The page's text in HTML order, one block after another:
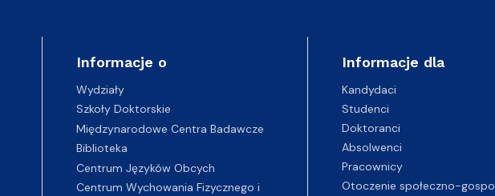
Informacje o
Wydziały
Szkoły Doktorskie
Międzynarodowe Centra Badawcze
Biblioteka
Centrum Języków Obcych
Centrum Wychowania Fizycznego i
Informacje dla
Kandydaci
Studenci
Doktoranci
Absolwenci
Pracownicy
Otoczenie społeczno-